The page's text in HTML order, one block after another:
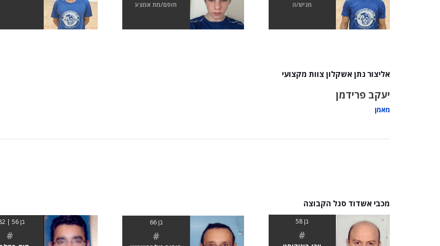
מגיש/ה חוסם/מת אמצע
אליצור נתן אשקלון צוות מקצועי
יעקב פרידמן
מאמן
מכבי אשדוד סגל הקבוצה
בן 58
#
בן 66
#
בן 56 | 182
#